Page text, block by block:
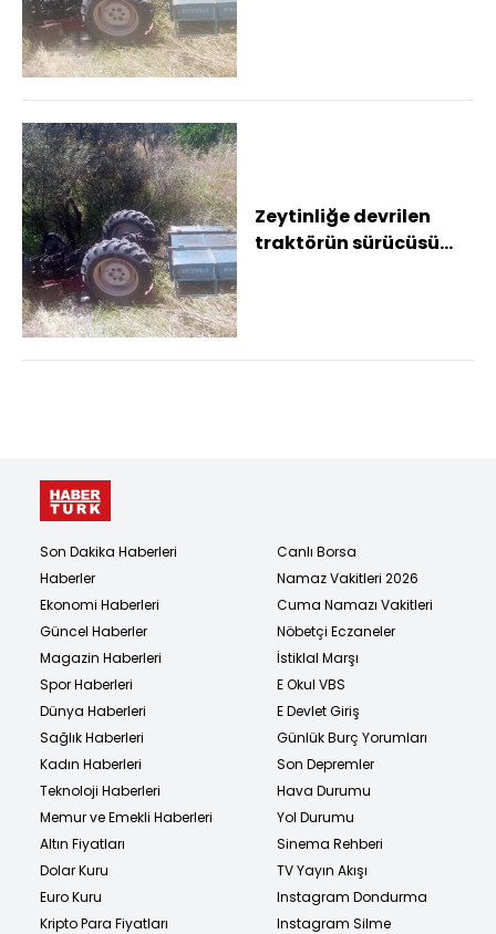
Zeytinliğe devrilen
traktörün sürücüsü
Son Dakika Haberleri
Haberler
Ekonomi Haberleri
Güncel Haberler
Magazin Haberleri
Spor Haberleri
Dünya Haberleri
Sağlık Haberleri
Kadın Haberleri
Teknoloji Haberleri
Memur ve Emekli Haberleri
Altın Fiyatları
Dolar Kuru
Euro Kuru
Kripto Para Fiyatları
Canlı Borsa
Namaz Vakitleri 2026
Cuma Namazı Vakitleri
Nöbetçi Eczaneler
İstiklal Marşı
E Okul VBS
E Devlet Giriş
Günlük Burç Yorumları
Son Depremler
Hava Durumu
Yol Durumu
Sinema Rehberi
TV Yayın Akışı
Instagram Dondurma
Instagram Silme